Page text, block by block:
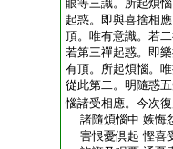
眼等三識。所起煩
起惑。即與喜捨相
頂。唯有意識。若
若第三禪起惑。即
有頂。所起煩惱。
從此第二。明隨惑
惱諸受相應。今次
諸隨煩惱中 嫉悔
害恨憂倶起 慳喜